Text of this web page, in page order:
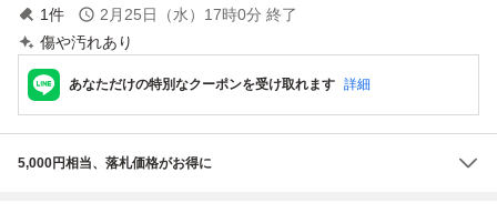
1件 2月25日（水）17時0分 終了
傷や汚れあり
あなただけの特別なクーポンを受け取れます 詳細
5,000円相当、落札価格がお得に